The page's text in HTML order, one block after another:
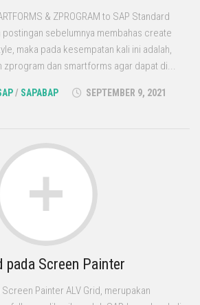
& ZPROGRAM to SAP Standard
sebelumnya membahas create
maka pada kesempatan kali ini adalah,
zprogram dan smartforms agar dapat di...
/ SAPABAP SEPTEMBER 9, 2021
pada Screen Painter
Painter ALV Grid, merupakan